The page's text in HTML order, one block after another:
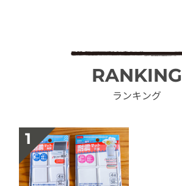
RANKING
ランキング